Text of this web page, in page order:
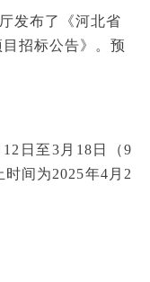
发布了《河北省
招标公告》。预
日至3月18日（9
间为2025年4月2